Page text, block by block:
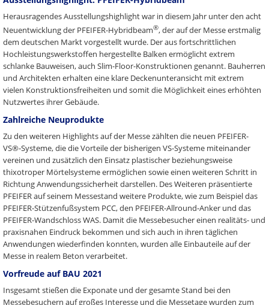
Herausragendes Ausstellungshighlight war in diesem Jahr unter den acht
Neuentwicklung der PFEIFER-Hybridbeam®, der auf der Messe erstmalig
dem deutschen Markt vorgestellt wurde. Der aus fortschrittlichen
Hochleistungswerkstoffen hergestellte Balken ermöglicht extrem
schlanke Bauweisen, auch Slim-Floor-Konstruktionen genannt. Bauherren
und Architekten erhalten eine klare Deckenunteransicht mit extrem
vielen Konstruktionsfreiheiten und somit die Möglichkeit eines erhöhten
Nutzwertes ihrer Gebäude.
Zahlreiche Neuprodukte
Zu den weiteren Highlights auf der Messe zählten die neuen PFEIFER-
VS®-Systeme, die die Vorteile der bisherigen VS-Systeme miteinander
vereinen und zusätzlich den Einsatz plastischer beziehungsweise
thixotroper Mörtelsysteme ermöglichen sowie einen weiteren Schritt in
Richtung Anwendungssicherheit darstellen. Des Weiteren präsentierte
PFEIFER auf seinem Messestand weitere Produkte, wie zum Beispiel das
PFEIFER-Stützenfußsystem PCC, den PFEIFER-Allround-Anker und das
PFEIFER-Wandschloss WAS. Damit die Messebesucher einen realitäts- und
praxisnahen Eindruck bekommen und sich auch in ihren täglichen
Anwendungen wiederfinden konnten, wurden alle Einbauteile auf der
Messe in realem Beton verarbeitet.
Vorfreude auf BAU 2021
Insgesamt stießen die Exponate und der gesamte Stand bei den
Messebesuchern auf großes Interesse und die Messetage wurden zum